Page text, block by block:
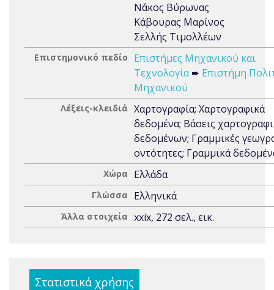
Νάκος Βύρωνας
Κάβουρας Μαρίνος
Σελλής Τιμολλέων
Επιστημονικό πεδίο
Επιστήμες Μηχανικού και
Τεχνολογία➨ Επιστήμη
Μηχανικού
Λέξεις-κλειδιά Χαρτογραφία; Χαρτογραφικά
δεδομένα; Βάσεις
δεδομένων; Γραμμικές
οντότητες; Γραμμικά
Χώρα Ελλάδα
Γλώσσα Ελληνικά
Άλλα στοιχεία xxix, 272 σελ., εικ.
Στατιστικά χρήσης